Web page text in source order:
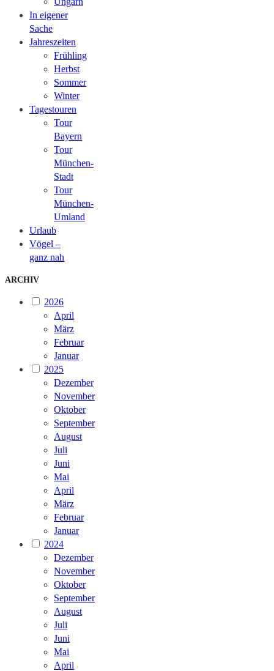
In eigener
Sache
Jahreszeiten
Frühling
Herbst
Sommer
Winter
Tagestouren
Tour
Bayern
Tour
München-
Stadt
Tour
München-
Umland
Urlaub
Vögel –
ganz nah
ARCHIV
2026
April
März
Februar
Januar
2025
Dezember
November
Oktober
September
August
Juli
Juni
Mai
April
März
Februar
Januar
2024
Dezember
November
Oktober
September
August
Juli
Juni
Mai
April